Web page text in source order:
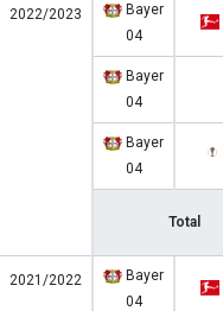
2022/2023
Bayer
04
Bayer
04
Bayer
04
Total
2021/2022
Bayer
04